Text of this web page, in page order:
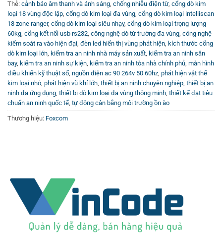
bị góp phần nâng cao hiệu quả an ninh đồng thời tạo cảm
giác yên tâm cho người tham gia.
Nếu bạn đang quan tâm và muốn tìm hiểu thêm về sản
phẩm hoặc các giải pháp an ninh khác, đừng quên ghé
thămCổng dò kim loạicủa Vincode để lựa chọn thiết bị
phù hợp nhất. Ngoài ra, bạn cũng có thể xem thêm các
video hướng dẫn, review và demo sản phẩm tạiKênh
Youtube Vincode.
Thẻ: cảnh báo âm thanh và ánh sáng chống nhiễu điện từ, cổng dò kim
loại 18 vùng độc lập cổng dò kim loại đa vùng cổng dò kim loại intelliscan
18 zone ranger, cổng dò kim loại siêu nhạy, cổng dò kim loại trọng lượng
60kg cổng kết nối usb rs232 công nghệ dò từ trường đa vùng công nghệ
kiểm soát ra vào hiện đại đèn led hiển thị vùng phát hiện kích thước cổng
dò kim loại lớn kiểm tra an ninh nhà máy sản xuất kiểm tra an ninh sân
bay, kiểm tra an ninh sự kiện kiểm tra an ninh tòa nhà chính phủ màn hình
điều khiển kỹ thuật số, nguồn điện ac 90 264v 50 60hz phát hiện vật thể
kim loại nhỏ phát hiện vũ khí lớn thiết bị an ninh chuyên nghiệp thiết bị an
ninh đa ứng dụng thiết bị dò kim loại đa vùng thông minh thiết kế đạt tiêu
chuẩn an ninh quốc tế, tự động cân bằng môi trường ồn ào
Thương hiệu: Foxcom